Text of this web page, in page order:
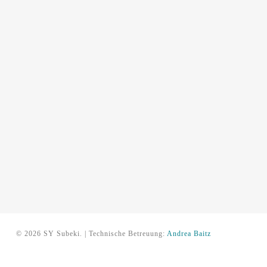
© 2026 SY Subeki. | Technische Betreuung: Andrea Baitz